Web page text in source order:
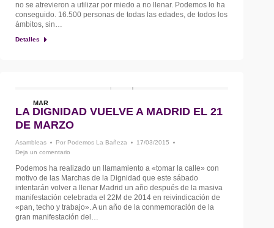
no se atrevieron a utilizar por miedo a no llenar. Podemos lo ha
conseguido. 16.500 personas de todas las edades, de todos los
ámbitos, sin…
Detalles
MAR
17
LA DIGNIDAD VUELVE A MADRID EL 21
DE MARZO
Asambleas Por Podemos La Bañeza
17/03/2015
Deja un comentario
Podemos ha realizado un llamamiento a «tomar la calle» con
motivo de las Marchas de la Dignidad que este sábado
intentarán volver a llenar Madrid un año después de la masiva
manifestación celebrada el 22M de 2014 en reivindicación de
«pan, techo y trabajo». A un año de la conmemoración de la
gran manifestación del…